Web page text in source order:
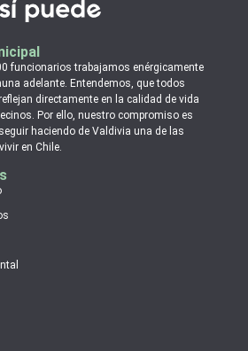
funcionarios trabajamos enérgicamente
adelante. Entendemos, que todos
directamente en la calidad de vida
Por ello, nuestro compromiso es
haciendo de Valdivia una de las
en Chile.